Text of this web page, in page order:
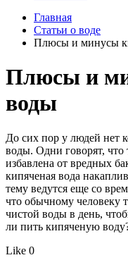
Главная
Статьи о воде
Плюсы и минусы
Плюсы и
воды
До сих пор у людей нет
воды. Одни говорят, что
избавлена от вредных
кипяченая вода
тему ведутся еще со
что обычному человеку
чистой воды в день,
ли пить кипяченую
Like 0